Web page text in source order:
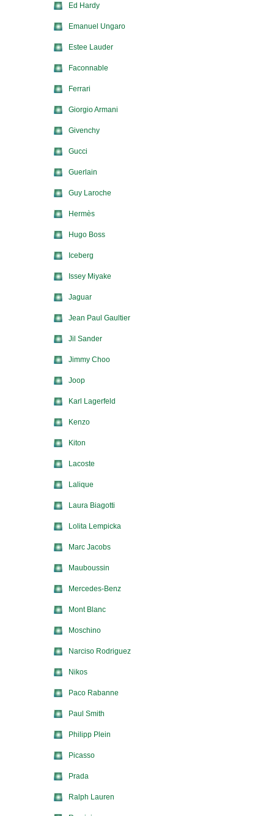
Ed Hardy
Emanuel Ungaro
Estee Lauder
Faconnable
Ferrari
Giorgio Armani
Givenchy
Gucci
Guerlain
Guy Laroche
Hermès
Hugo Boss
Iceberg
Issey Miyake
Jaguar
Jean Paul Gaultier
Jil Sander
Jimmy Choo
Joop
Karl Lagerfeld
Kenzo
Kiton
Lacoste
Lalique
Laura Biagotti
Lolita Lempicka
Marc Jacobs
Mauboussin
Mercedes-Benz
Mont Blanc
Moschino
Narciso Rodriguez
Nikos
Paco Rabanne
Paul Smith
Philipp Plein
Picasso
Prada
Ralph Lauren